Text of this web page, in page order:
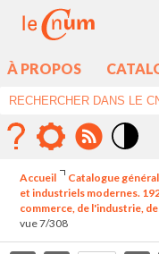
À PROPOS
élévé
Accueil Catalogue général
et industriels modernes.
commerce, de l'industrie,
vue 7/308